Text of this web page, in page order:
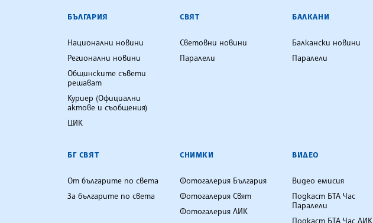
БЪЛГАРСКА ТЕЛЕГРАФНА АГЕНЦИЯ
БЪЛГАРИЯ
Национални новини
Регионални новини
Общинските съвети
решават
Куриер (Официални
актове и съобщения)
ЦИК
СВЯТ
Световни новини
Паралели
БАЛКАНИ
Балкански новини
Паралели
БГ СВЯТ
От българите по света
За българите по света
СНИМКИ
Фотогалерия България
Фотогалерия Свят
Фотогалерия ЛИК
ВИДЕО
Видео емисия
Подкаст БТА Час
Паралели
Подкаст БТА Час ЛИК